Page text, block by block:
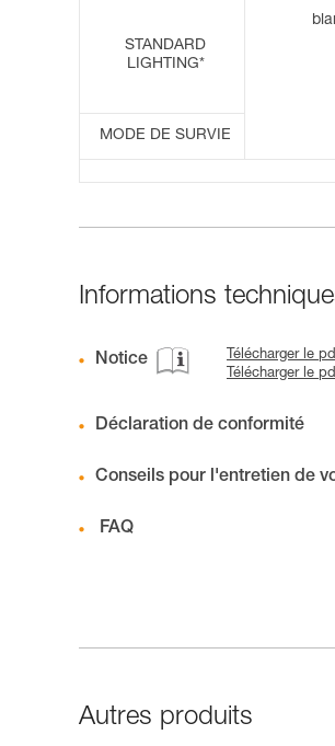
STANDARD
LIGHTING*
MODE DE SURVIE
Informations
Notice
Télécharger le
Télécharger le
Déclaration de conformité
Conseils pour l'entretien de
FAQ
Autres produits